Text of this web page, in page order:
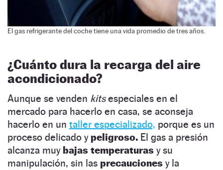
El gas refrigerante del coche tiene una vida promedio de tres años.
¿Cuánto dura la recarga del aire
acondicionado?
Aunque se venden kitsespeciales en el
mercado para hacerlo en casa, se aconseja
hacerlo en un taller especializado, porque es un
proceso delicado y peligroso. El gas a presión
alcanza muy bajas temperaturas y su
manipulación, sin las precauciones y la